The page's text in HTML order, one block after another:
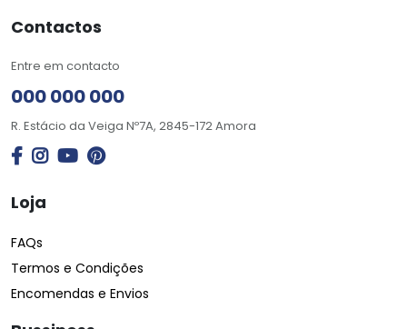
Contactos
Entre em contacto
000 000 000
R. Estácio da Veiga Nº7A, 2845-172 Amora
Loja
FAQs
Termos e Condições
Encomendas e Envios